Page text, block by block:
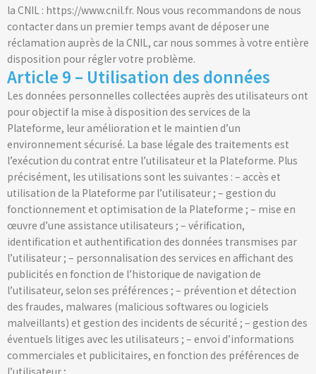
la CNIL : https://www.cnil.fr. Nous vous recommandons de nous
contacter dans un premier temps avant de déposer une
réclamation auprès de la CNIL, car nous sommes à votre entière
disposition pour régler votre problème.
Article 9 – Utilisation des données
Les données personnelles collectées auprès des utilisateurs ont
pour objectif la mise à disposition des services de la
Plateforme, leur amélioration et le maintien d’un
environnement sécurisé. La base légale des traitements est
l’exécution du contrat entre l’utilisateur et la Plateforme. Plus
précisément, les utilisations sont les suivantes : – accès et
utilisation de la Plateforme par l’utilisateur ; – gestion du
fonctionnement et optimisation de la Plateforme ; – mise en
œuvre d’une assistance utilisateurs ; – vérification,
identification et authentification des données transmises par
l’utilisateur ; – personnalisation des services en affichant des
publicités en fonction de l’historique de navigation de
l’utilisateur, selon ses préférences ; – prévention et détection
des fraudes, malwares (malicious softwares ou logiciels
malveillants) et gestion des incidents de sécurité ; – gestion des
éventuels litiges avec les utilisateurs ; – envoi d’informations
commerciales et publicitaires, en fonction des préférences de
l’utilisateur ;